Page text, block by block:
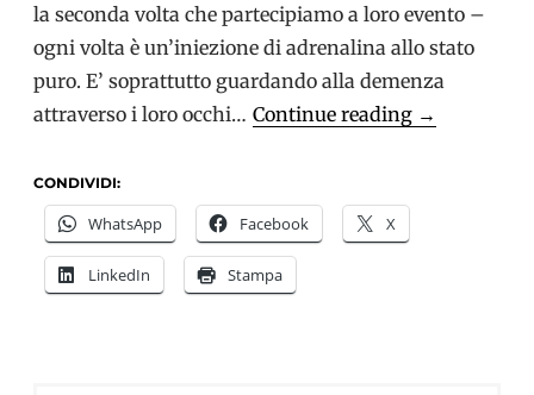
la seconda volta che partecipiamo a loro evento –
ogni volta è un’iniezione di adrenalina allo stato
puro. E’ soprattutto guardando alla demenza
attraverso i loro occhi… Continue reading Young
→
CONDIVIDI:
WhatsApp Facebook X
LinkedIn Stampa